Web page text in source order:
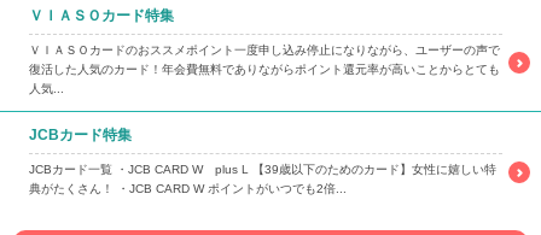
ＶＩＡＳＯカード特集
ＶＩＡＳＯカードのおススメポイント一度申し込み停止になりながら、ユーザーの声で
復活した人気のカード！年会費無料でありながらポイント還元率が高いことからとても
人気...
JCBカード特集
JCBカード一覧 ・JCB CARD W plus L 【39歳以下のためのカード】女性に嬉しい特
典がたくさん！ ・JCB CARD W ポイントがいつでも2倍...